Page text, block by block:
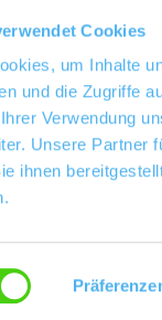
Cookies
um Inhalte
und die Zugriffe
Verwendung
Unsere Partner
ihnen